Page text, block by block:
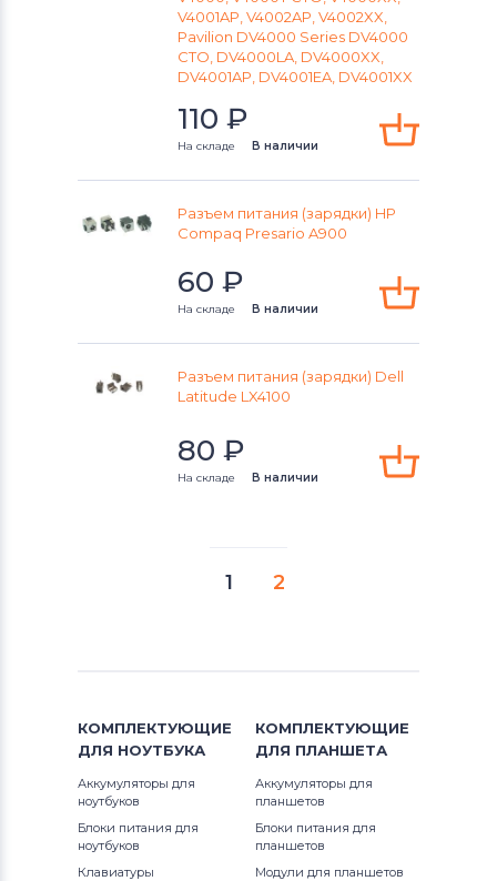
V4001AP, V4002AP, V4002XX,
Pavilion DV4000 Series DV4000
CTO, DV4000LA, DV4000XX,
DV4001AP, DV4001EA, DV4001XX
110 ₽
На складе В наличии
Разъем питания (зарядки) HP
Compaq Presario A900
60 ₽
На складе В наличии
Разъем питания (зарядки) Dell
Latitude LX4100
80 ₽
На складе В наличии
1 2
КОМПЛЕКТУЮЩИЕ
ДЛЯ НОУТБУКА
Аккумуляторы для
ноутбуков
Блоки питания для
ноутбуков
Клавиатуры
КОМПЛЕКТУЮЩИЕ
ДЛЯ ПЛАНШЕТА
Аккумуляторы для
планшетов
Блоки питания для
планшетов
Модули для планшетов